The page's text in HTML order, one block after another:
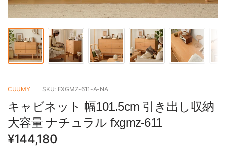
CUUMY SKU: FXGMZ-611-A-NA
キャビネット 幅101.5cm 引き出し収納
大容量 ナチュラル fxgmz-611
¥144,180